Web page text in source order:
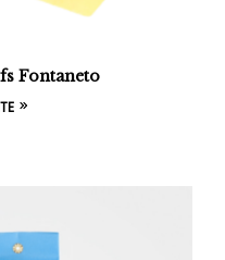
Fontaneto